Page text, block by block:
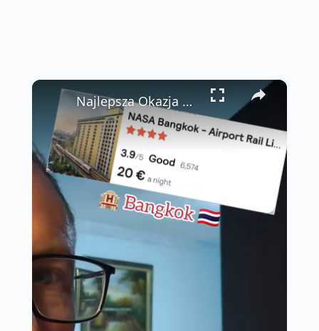
×
Najlepsza Okazja Hotelowa przy Lotnisku w Bangkoku? 🏨 Recenzja NASA Hotel za 22$!